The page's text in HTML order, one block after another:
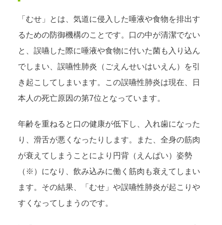
「むせ」とは、気道に侵入した唾液や食物を排出す
るための防御機構のことです。口の中が清潔でない
と、誤嚥した際に唾液や食物に付いた菌も入り込ん
でしまい、誤嚥性肺炎（ごえんせいはいえん）を引
き起こしてしまいます。この誤嚥性肺炎は現在、日
本人の死亡原因の第7位となっています。
年齢を重ねると口の健康が低下し、入れ歯になった
り、滑舌が悪くなったりします。また、全身の筋肉
が衰えてしまうことにより円背（えんぱい）姿勢
（※）になり、飲み込みに働く筋肉も衰えてしまい
ます。その結果、「むせ」や誤嚥性肺炎が起こりや
すくなってしまうのです。